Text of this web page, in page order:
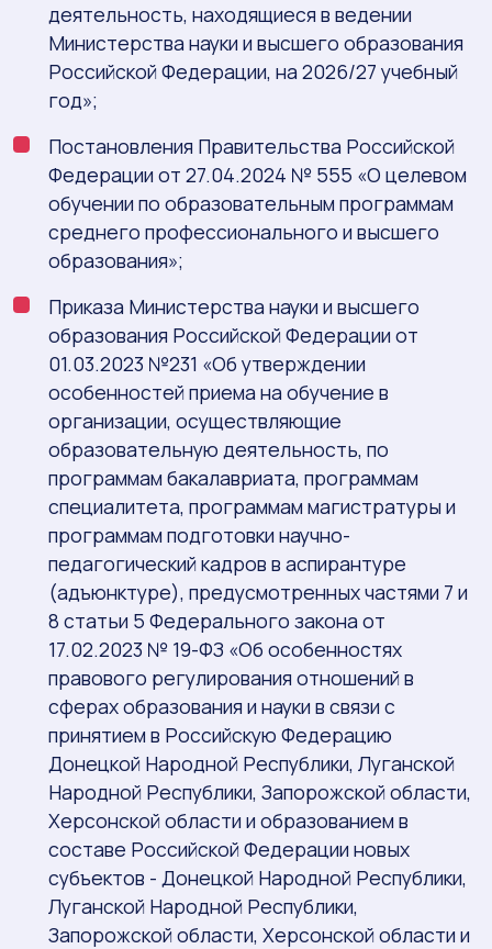
деятельность, находящиеся в ведении
Министерства науки и высшего образования
Российской Федерации, на 2026/27 учебный
год»;
Постановления Правительства Российской
Федерации от 27.04.2024 № 555 «О целевом
обучении по образовательным программам
среднего профессионального и высшего
образования»;
Приказа Министерства науки и высшего
образования Российской Федерации от
01.03.2023 №231 «Об утверждении
особенностей приема на обучение в
организации, осуществляющие
образовательную деятельность, по
программам бакалавриата, программам
специалитета, программам магистратуры и
программам подготовки научно-
педагогический кадров в аспирантуре
(адъюнктуре), предусмотренных частями 7 и
8 статьи 5 Федерального закона от
17.02.2023 № 19-ФЗ «Об особенностях
правового регулирования отношений в
сферах образования и науки в связи с
принятием в Российскую Федерацию
Донецкой Народной Республики, Луганской
Народной Республики, Запорожской области,
Херсонской области и образованием в
составе Российской Федерации новых
субъектов - Донецкой Народной Республики,
Луганской Народной Республики,
Запорожской области, Херсонской области и